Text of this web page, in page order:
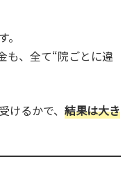
。
も、全て“院ごとに違
るかで、 結果は大き